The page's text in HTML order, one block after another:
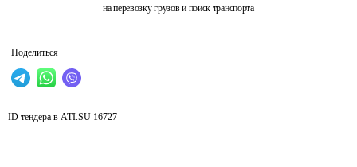
на перевозку грузов и поиск транспорта
Поделиться
ID тендера в ATI.SU 16727